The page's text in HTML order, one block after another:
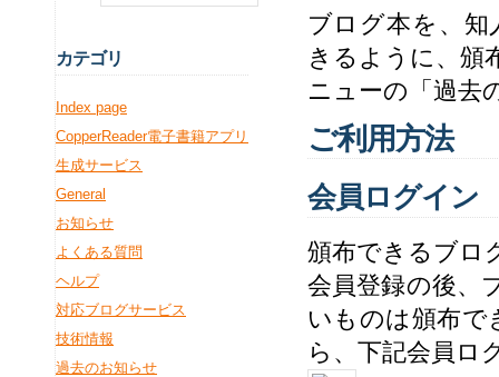
ブログ本を、
きるように、頒
ニューの「過去
ご利用方法
会員ログイン
頒布できるブロ
会員登録の後、
いものは頒布で
ら、下記会員ロ
カテゴリ
Index page
CopperReader電子書籍アプリ
生成サービス
General
お知らせ
よくある質問
ヘルプ
対応ブログサービス
技術情報
過去のお知らせ